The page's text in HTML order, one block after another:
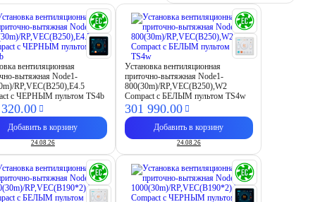
вентиляционная
вытяжная Node1-
RP,VEC(B250),E4.5
с ЧЕРНЫМ пультом TS4b
00
Добавить в корзину
24.08.26
Установка вентиляционная
приточно-вытяжная Node1-
800(30m)/RP,VEC(B250),W2
Compact с БЕЛЫМ пультом TS4w
301 990.00
Добавить в корзину
24.08.26